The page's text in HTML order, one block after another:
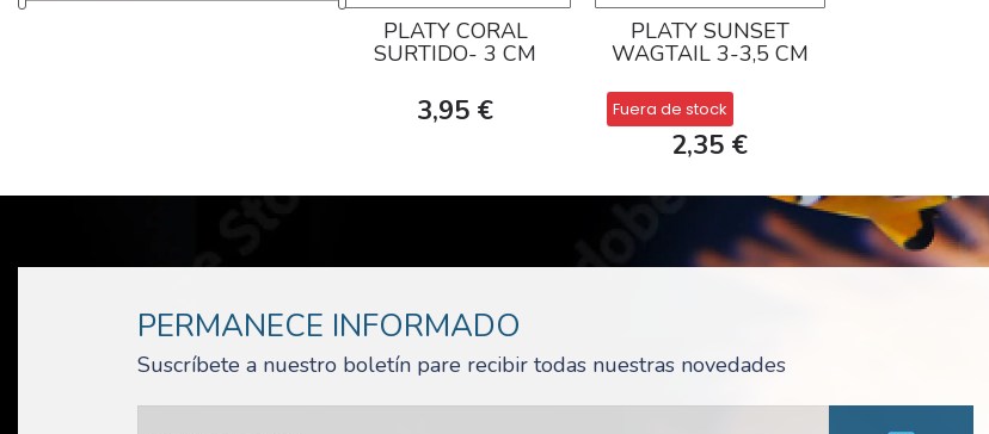
PLATY CORAL
SURTIDO- 3 CM
3,95 €
PLATY SUNSET
WAGTAIL 3-3,5 CM
Fuera de stock
2,35 €
PERMANECE INFORMADO
Suscríbete a nuestro boletín pare recibir todas nuestras novedades